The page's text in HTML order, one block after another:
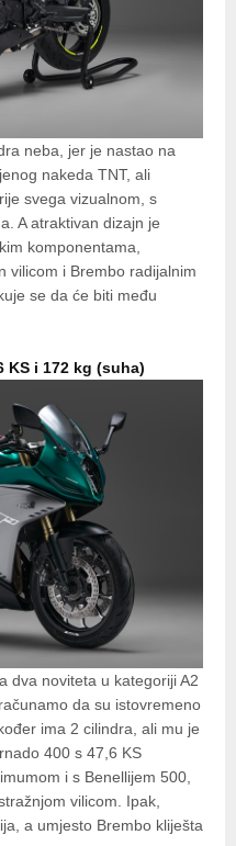
neba, jer je nastao na
nakeda TNT, ali
svega vizualnom, s
A atraktivan dizajn je
komponentama,
vilicom i Brembo radijalnim
se da će biti među
KS i 172 kg (suha)
dva noviteta u kategoriji A2
da su istovremeno
ima 2 cilindra, ali mu je
400 s 47,6 KS
i s Benellijem 500,
vilicom. Ipak,
a umjesto Brembo kliješta